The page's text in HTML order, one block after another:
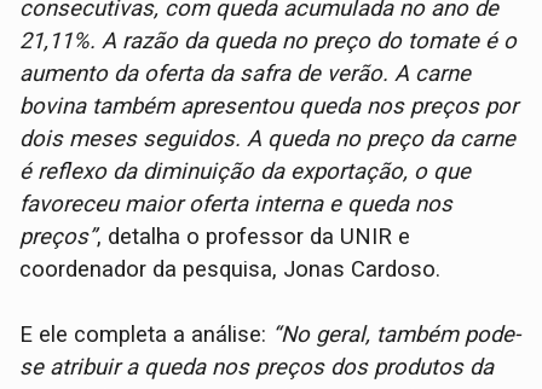
consecutivas, com queda acumulada no ano de
21,11%. A razão da queda no preço do tomate é o
aumento da oferta da safra de verão. A carne
bovina também apresentou queda nos preços por
dois meses seguidos. A queda no preço da carne
é reflexo da diminuição da exportação, o que
favoreceu maior oferta interna e queda nos
preços”, detalha o professor da UNIR e
coordenador da pesquisa, Jonas Cardoso.
E ele completa a análise: “No geral, também pode-
se atribuir a queda nos preços dos produtos da